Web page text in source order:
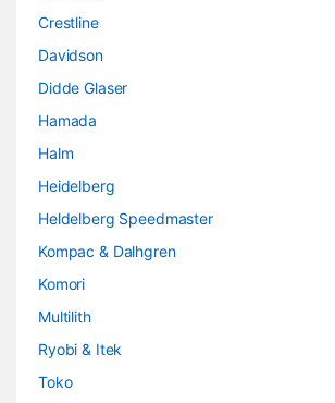
Crestline
Davidson
Didde Glaser
Hamada
Halm
Heidelberg
Heldelberg Speedmaster
Kompac & Dalhgren
Komori
Multilith
Ryobi & Itek
Toko